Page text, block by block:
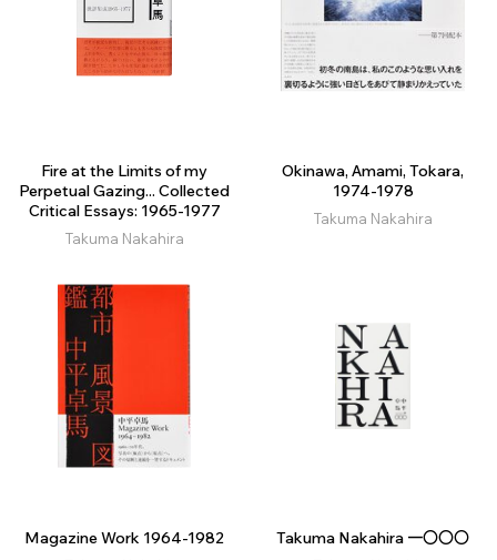
Fire at the Limits of my
Perpetual Gazing... Collected
Critical Essays: 1965-1977
Takuma Nakahira
Okinawa, Amami, Tokara,
1974-1978
Takuma Nakahira
Magazine Work 1964-1982 Takuma Nakahira 一〇〇〇